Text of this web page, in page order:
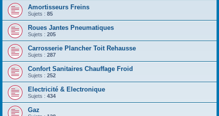
Amortisseurs Freins
Sujets : 85
Roues Jantes Pneumatiques
Sujets : 205
Carrosserie Plancher Toit Rehausse
Sujets : 287
Confort Sanitaires Chauffage Froid
Sujets : 252
Electricité & Electronique
Sujets : 434
Gaz